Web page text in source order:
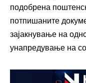
подобрена
потпишаните
зајакнување на
унапредување на